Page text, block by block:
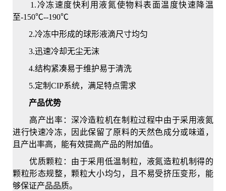
1.冷冻速度快利用液氮使物料表面温度快速降温
至-150℃--190℃
2.冷冻中形成的球形液滴尺寸均匀
3.迅速冷却无尘无沫
4.结构紧凑易于维护易于清洗
5.定制CIP系统，满足特点需求
产品优势
高产出率：深冷造粒机在制粒过程中由于采用液氮
进行快速冷冻，因此保留了原料的天然色成分或味道，
且产出率高，能有效提高产品的附加值。
优质颗粒：由于采用低温制粒，液氮造粒机制得的
颗粒形态规整，颗粒大小均匀，且不易受挤压变形，能
够保证产品品质。